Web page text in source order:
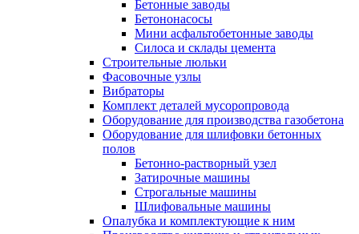
Бетонные заводы
Бетононасосы
Мини асфальтобетонные заводы
Силоса и склады цемента
Строительные люльки
Фасовочные узлы
Вибраторы
Комплект деталей мусоропровода
Оборудование для производства газобетона
Оборудование для шлифовки бетонных
полов
Бетонно-растворный узел
Затирочные машины
Строгальные машины
Шлифовальные машины
Опалубка и комплектующие к ним